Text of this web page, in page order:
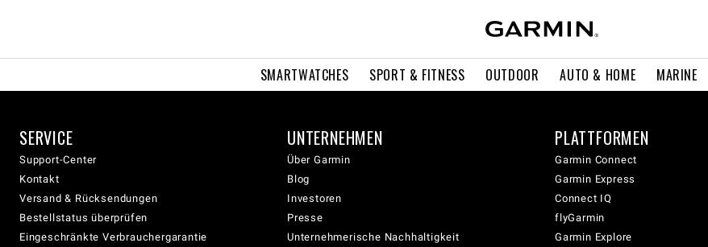
SMARTWATCHES SPORT & FITNESS OUTDOOR AUTO & HOME MARINE
SERVICE
Support-Center
Kontakt
Versand & Rücksendungen
Bestellstatus überprüfen
Eingeschränkte Verbrauchergarantie
UNTERNEHMEN
Über Garmin
Blog
Investoren
Presse
Unternehmerische Nachhaltigkeit
PLATTFORMEN
Garmin Connect
Garmin Express
Connect IQ
flyGarmin
Garmin Explore